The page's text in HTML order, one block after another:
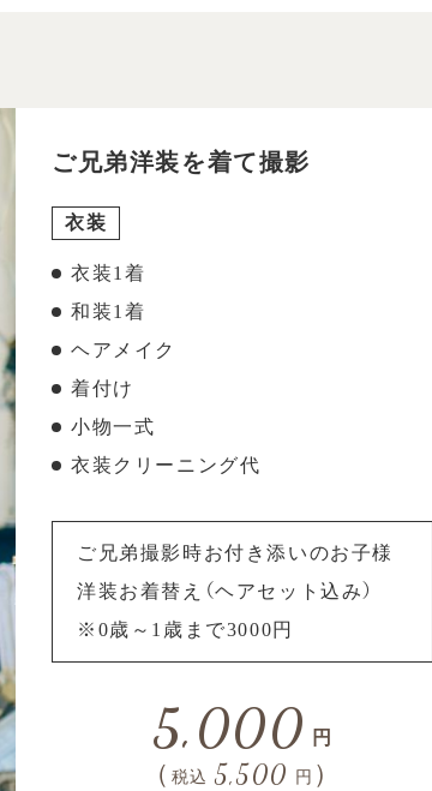
ご兄弟洋装を着て撮影
衣装
衣装1着
和装1着
ヘアメイク
着付け
小物一式
衣装クリーニング代
ご兄弟撮影時お付き添いのお子様
洋装お着替え（ヘアセット込み）
※0歳～1歳まで3000円
5,000 円
（ 税込 5,500 円 ）